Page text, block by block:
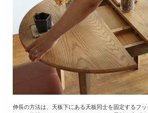
伸長の方法は、天板下にある天板同士を固定するフ